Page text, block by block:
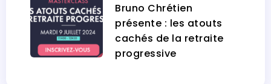
Bruno Chrétien
présente : les atouts
cachés de la retraite
progressive